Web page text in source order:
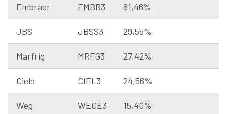
Embraer EMBR3 61,46%
JBS JBSS3 29,55%
Marfrig MRFG3 27,42%
Cielo CIEL3 24,56%
Weg WEGE3 15,40%